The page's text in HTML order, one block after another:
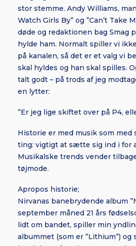
stor stemme. Andy Williams,
Watch Girls By” og ”Can’t Take
døde og redaktionen bag Smag
hylde ham. Normalt spiller vi
på kanalen, så det er et valg vi
skal hyldes og han skal spilles.
talt godt – på trods af jeg
en lytter:
”Er jeg lige skiftet over på P4,
Historie er med musik som med
ting: vigtigt at sætte sig ind i for
Musikalske trends vender
tøjmode.
Apropos historie;
Nirvanas banebrydende album
september måned 21 års
lidt om bandet, spiller min
albummet (som er ”Lithium”)